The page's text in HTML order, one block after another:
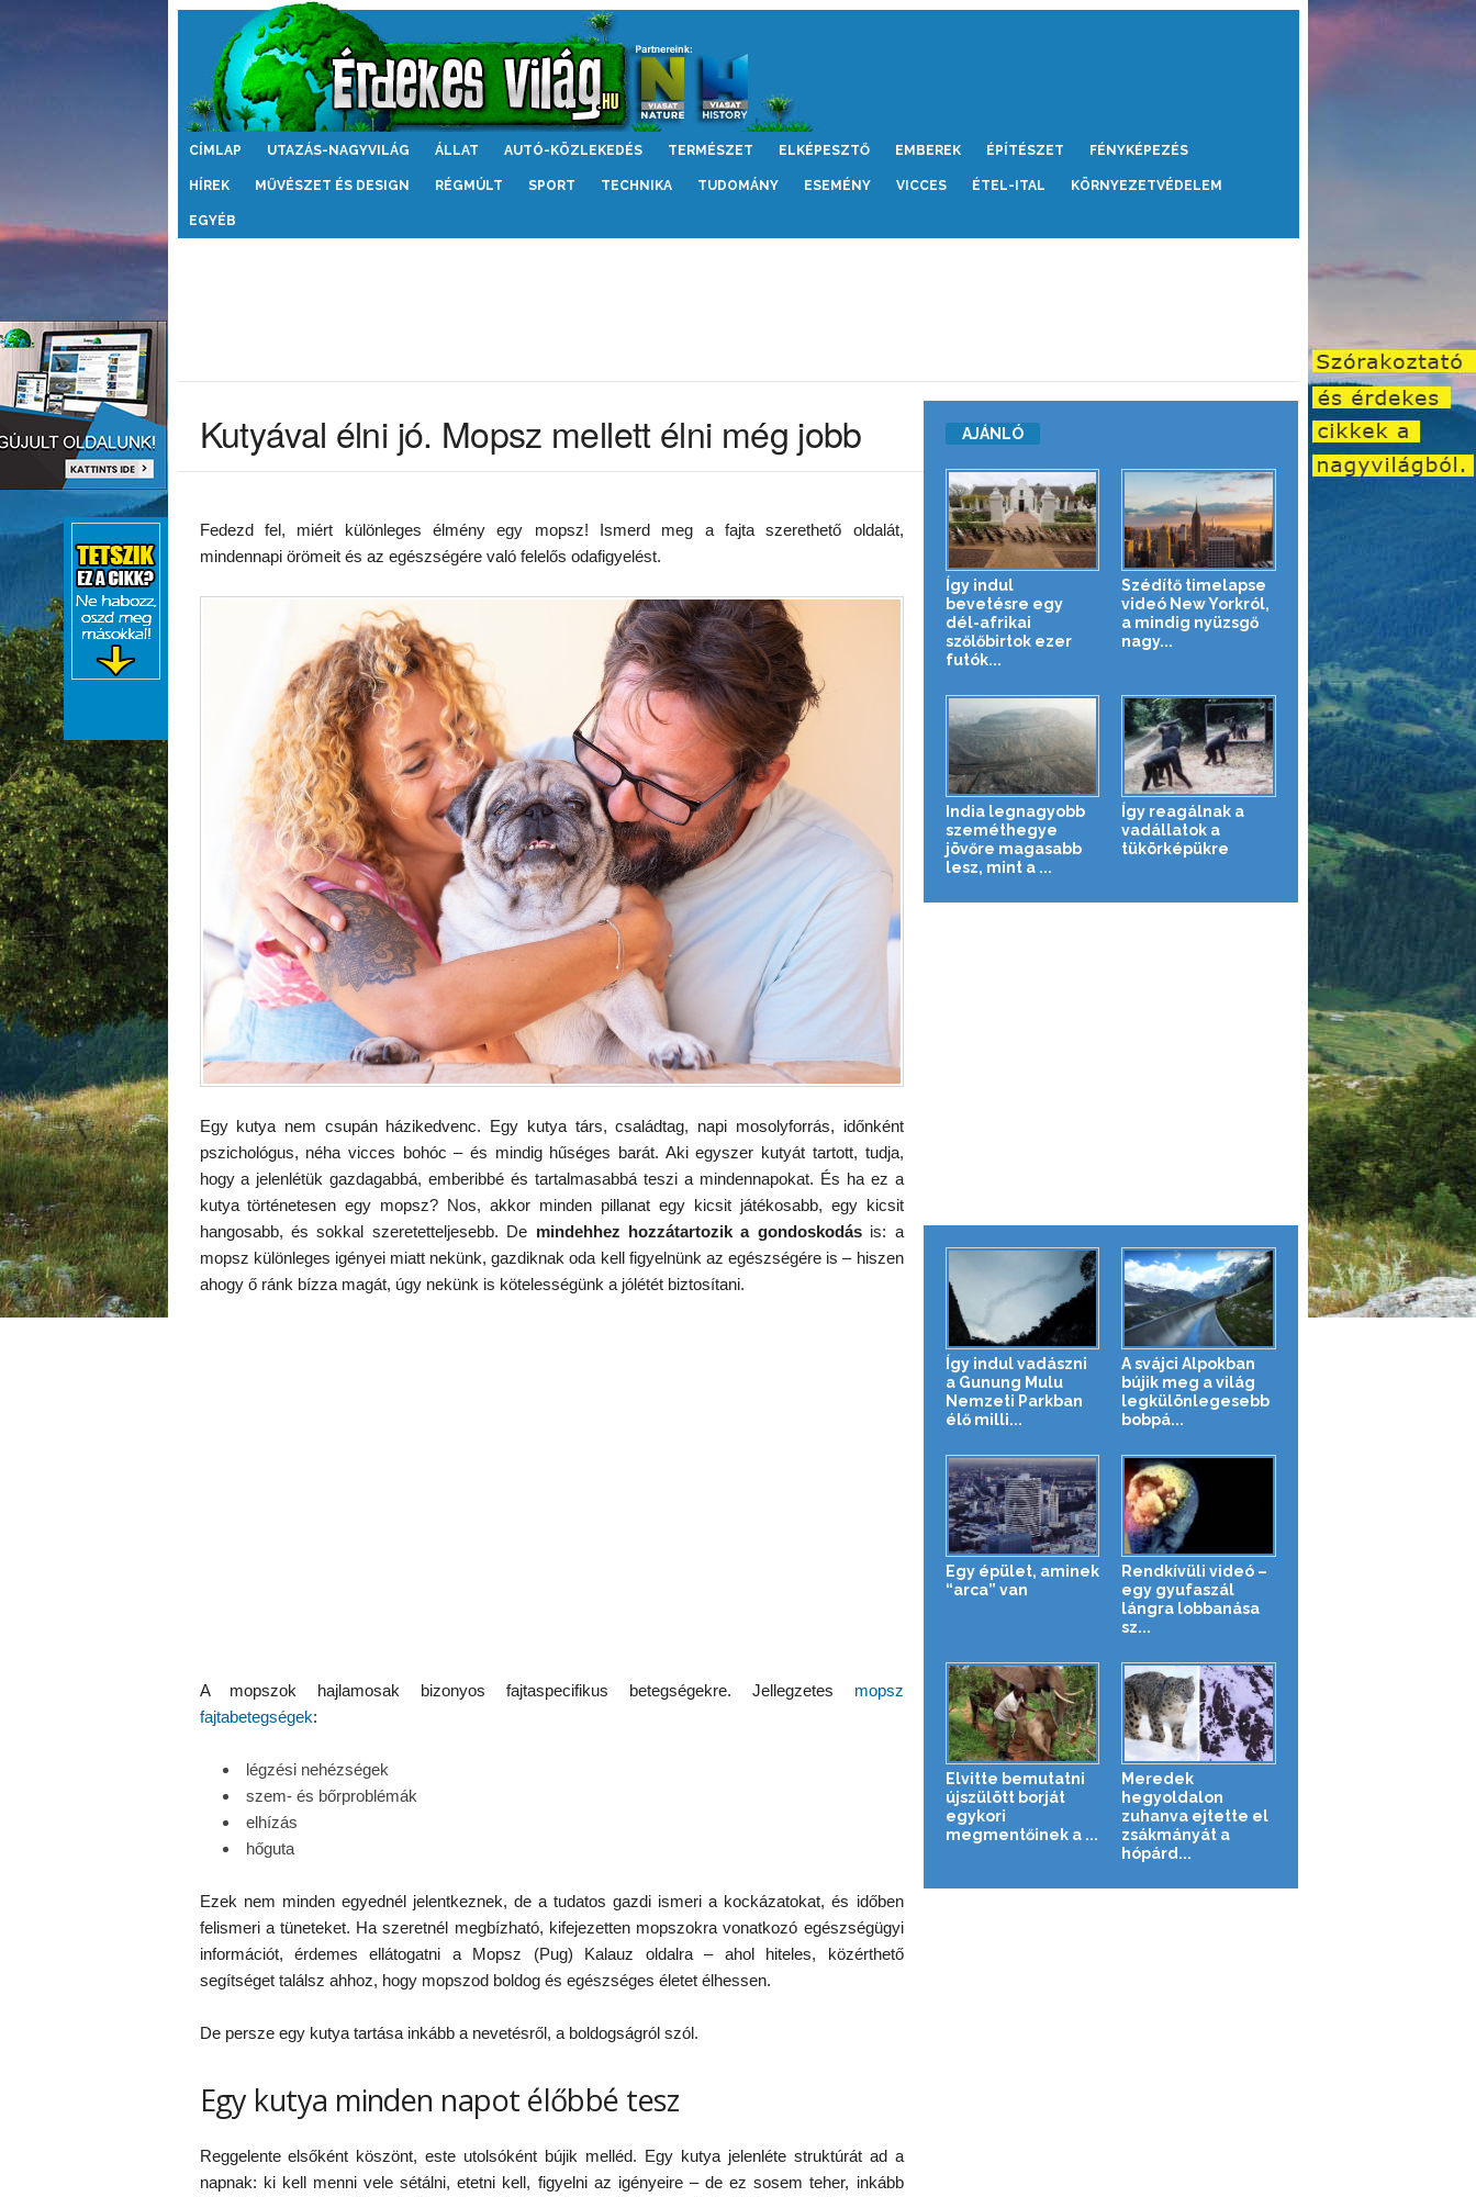
Érdekes
CÍMLAP UTAZÁS-NAGYVILÁG ÁLLAT AUTÓ-KÖZLEKEDÉS TERMÉSZET ELKÉPESZTŐ EMBEREK ÉPÍTÉSZET FÉNYKÉPEZÉS
HÍREK MŰVÉSZET ÉS DESIGN RÉGMÚLT SPORT TECHNIKA TUDOMÁNY ESEMÉNY VICCES ÉTEL-ITAL KÖRNYEZETVÉDELEM
EGYÉB
Kutyával élni jó. Mopsz mellett élni még jobb
Fedezd fel, miért különleges élmény egy mopsz! Ismerd meg a fajta szerethető oldalát,
mindennapi örömeit és az egészségére való felelős odafigyelést.
Egy kutya nem csupán házikedvenc. Egy kutya társ, családtag, napi mosolyforrás, időnként
pszichológus, néha vicces bohóc – és mindig hűséges barát. Aki egyszer kutyát tartott, tudja,
hogy a jelenlétük gazdagabbá, emberibbé és tartalmasabbá teszi a mindennapokat. És ha ez a
kutya történetesen egy mopsz? Nos, akkor minden pillanat egy kicsit játékosabb, egy kicsit
hangosabb, és sokkal szeretetteljesebb. De mindehhez hozzátartozik a gondoskodásis: a
mopsz különleges igényei miatt nekünk, gazdiknak oda kell figyelnünk az egészségére is – hiszen
ahogy ő ránk bízza magát, úgy nekünk is kötelességünk a jólétét biztosítani.
A mopszok hajlamosak bizonyos fajtaspecifikus betegségekre. Jellegzetes mopsz
fajtabetegségek:
légzési nehézségek
szem- és bőrproblémák
elhízás
hőguta
Ezek nem minden egyednél jelentkeznek, de a tudatos gazdi ismeri a kockázatokat, és időben
felismeri a tüneteket. Ha szeretnél megbízható, kifejezetten mopszokra vonatkozó egészségügyi
információt, érdemes ellátogatni a Mopsz (Pug) Kalauz oldalra – ahol hiteles, közérthető
segítséget találsz ahhoz, hogy mopszod boldog és egészséges életet élhessen.
De persze egy kutya tartása inkább a nevetésről, a boldogságról szól.
Egy kutya minden napot élőbbé tesz
Reggelente elsőként köszönt, este utolsóként bújik melléd. Egy kutya jelenléte struktúrát ad a
napnak: ki kell menni vele sétálni, etetni kell, figyelni az igényeire – de ez sosem teher, inkább
AJÁNLÓ
Így indul
bevetésre egy
dél-afrikai
szőlőbirtok ezer
futók...
Szédítő timelapse
videó New Yorkról,
a mindig nyüzsgő
nagy...
India legnagyobb
szeméthegye
jövőre magasabb
lesz, mint a ...
Így reagálnak a
vadállatok a
tükörképükre
Így indul vadászni
a Gunung Mulu
Nemzeti Parkban
élő milli...
A svájci Alpokban
bújik meg a világ
legkülönlegesebb
bobpá...
Egy épület, aminek
“arca” van
Rendkívüli videó –
egy gyufaszál
lángra lobbanása
sz...
Elvitte bemutatni
újszülött borját
egykori
megmentőinek a ...
Meredek
hegyoldalon
zuhanva ejtette el
zsákmányát a
hópárd...